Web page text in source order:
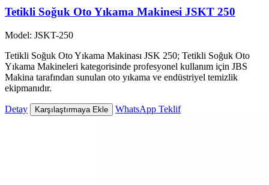
Tetikli Soğuk Oto Yıkama Makinesi JSKT 250
Model: JSKT-250
Tetikli Soğuk Oto Yıkama Makinası JSK 250; Tetikli Soğuk Oto
Yıkama Makineleri kategorisinde profesyonel kullanım için JBS
Makina tarafından sunulan oto yıkama ve endüstriyel temizlik
ekipmanıdır.
Detay Karşılaştırmaya Ekle WhatsApp Teklif